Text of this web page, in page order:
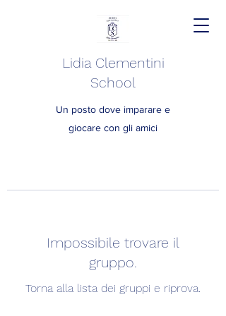
Lidia Clementini
School
Un posto dove imparare e
giocare con gli amici
Impossibile trovare il
gruppo.
Torna alla lista dei gruppi e riprova.